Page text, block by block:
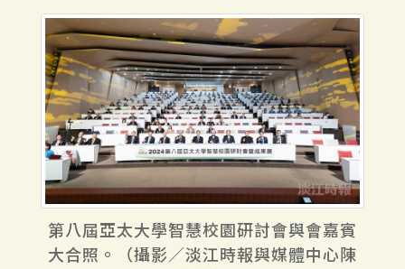
第八屆亞太大學智慧校園研討會與會嘉賓
大合照。（攝影／淡江時報與媒體中心陳